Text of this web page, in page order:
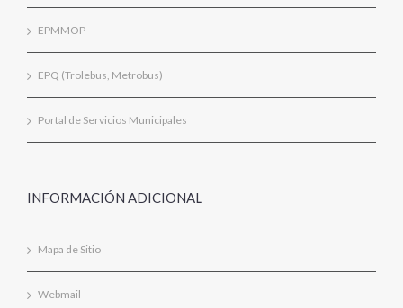
EPMMOP
EPQ (Trolebus, Metrobus)
Portal de Servicios Municipales
INFORMACIÓN ADICIONAL
Mapa de Sitio
Webmail